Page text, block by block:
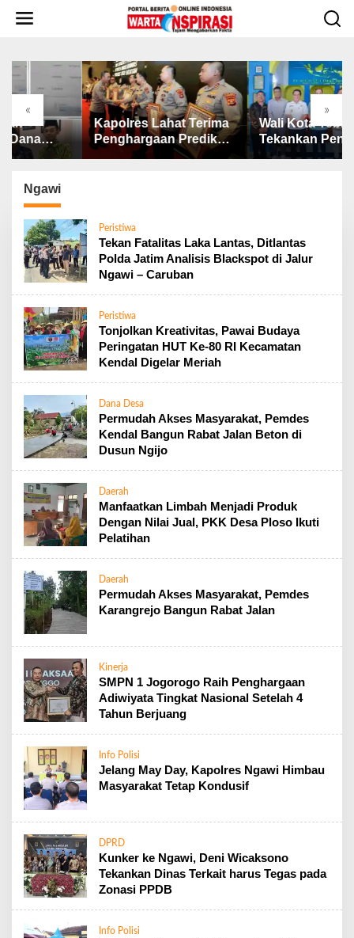
« »
Lahat Terima
Predikat
Prima dari
Wali Kota Tebing Tinggi
Tekankan Pentingnya
SP3 Catin Cegah
BOS
Ngawi
Peristiwa
Tekan Fatalitas Laka Lantas, Ditlantas
Polda Jatim Analisis Blackspot di Jalur
Ngawi – Caruban
Peristiwa
Tonjolkan Kreativitas, Pawai Budaya
Peringatan HUT Ke-80 RI Kecamatan
Kendal Digelar Meriah
Dana Desa
Permudah Akses Masyarakat, Pemdes
Kendal Bangun Rabat Jalan Beton di
Dusun Ngijo
Daerah
Manfaatkan Limbah Menjadi Produk
Dengan Nilai Jual, PKK Desa Ploso Ikuti
Pelatihan
Daerah
Permudah Akses Masyarakat, Pemdes
Karangrejo Bangun Rabat Jalan
Kinerja
SMPN 1 Jogorogo Raih Penghargaan
Adiwiyata Tingkat Nasional Setelah 4
Tahun Berjuang
Info Polisi
Jelang May Day, Kapolres Ngawi Himbau
Masyarakat Tetap Kondusif
DPRD
Kunker ke Ngawi, Deni Wicaksono
Tekankan Dinas Terkait harus Tegas pada
Zonasi PPDB
Info Polisi